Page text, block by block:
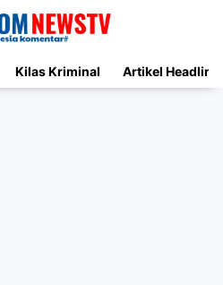
Kilas Kriminal Artikel Headline